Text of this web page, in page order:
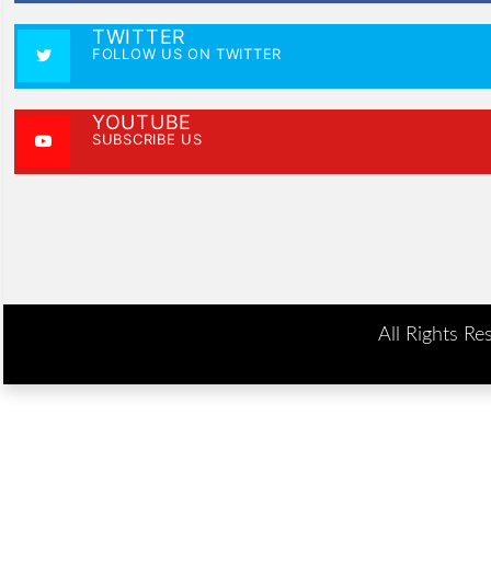
TWITTER
FOLLOW US ON TWITTER
YOUTUBE
SUBSCRIBE US
All Rights